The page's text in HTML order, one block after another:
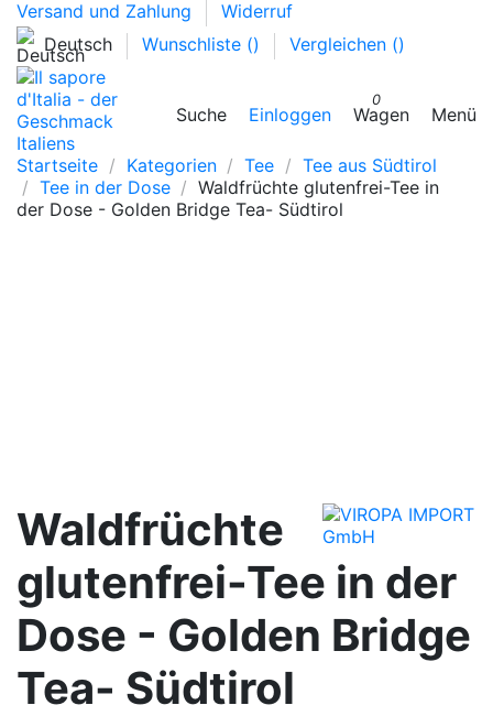
Versand und Zahlung
Widerruf
Deutsch
Wunschliste () Vergleichen ()
Suche Einloggen
0
Wagen Menü
Startseite Kategorien Tee
Tee aus Südtirol
Tee in der Dose
Waldfrüchte glutenfrei-Tee in
der Dose - Golden Bridge Tea- Südtirol
Waldfrüchte
glutenfrei-Tee in der
Dose - Golden Bridge
Tea- Südtirol